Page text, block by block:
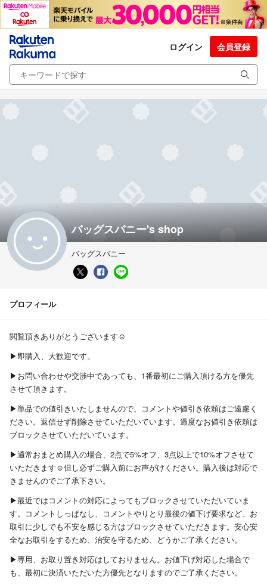
ログイン 会員登録
バッグスバニー's shop
バッグスバニー
プロフィール
閲覧頂きありがとうございます☺︎
▶︎即購入、大歓迎です。
▶︎お問い合わせや交渉中であっても、1番最初にご購入頂ける方を優先
させて頂きます。
▶︎単品での値引きいたしませんので、コメントや値引き依頼はご遠慮く
ださい。返信せず削除させていただいています。過度なお値引き依頼は
ブロックさせていただいています。
▶︎通常おまとめ購入の場合、2点で5%オフ、3点以上で10%オフさせて
いただきます☺︎但し必ずご購入前にお声がけください。購入後は対応で
きませんのでご了承下さい。
▶︎最近ではコメントの対応によってもブロックさせていただいていま
す。コメントしっぱなし、コメントやりとり最後の値下げ要求など、お
取引に少しでも不安を感じる方はブロックさせていただきます。安心安
全なお取引をするため、治安を守るため、どうかご了承ください。
▶︎専用、お取り置き対応はしておりません。お値下げ対応した場合で
も、最初に決済いただいた方優先となりますのでご了承ください。